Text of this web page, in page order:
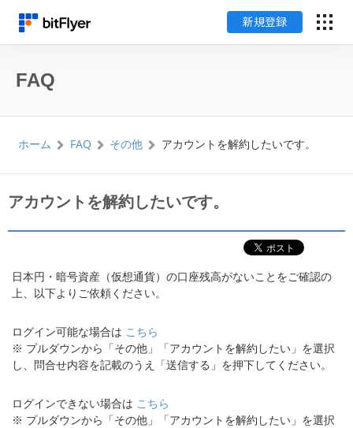
新規登録
暗号資産のはじめ方
チャート・相場
料金
セキュリティ
サポート
FAQ
ホーム FAQ その他 アカウントを解約したいです。
アカウントを解約したいです。
日本円・暗号資産（仮想通貨）の口座残高がないことをご確認の
上、以下よりご依頼ください。
ログイン可能な場合は こちら
※ プルダウンから「その他」「アカウントを解約したい」を選択
し、問合せ内容を記載のうえ「送信する」を押下してください。
ログインできない場合は こちら
※ プルダウンから「その他」「アカウントを解約したい」を選択